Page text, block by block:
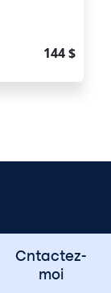
144 $
Cntactez-
moi